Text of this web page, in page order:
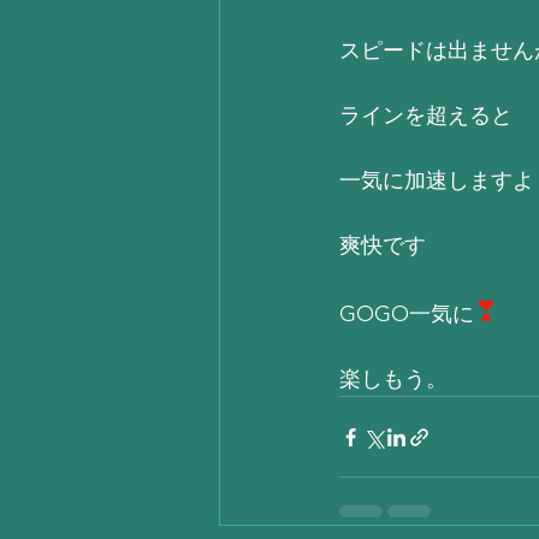
スピードは出ません
ラインを超えると
一気に加速しますよ
爽快です
GOGO一気に ❣
楽しもう。